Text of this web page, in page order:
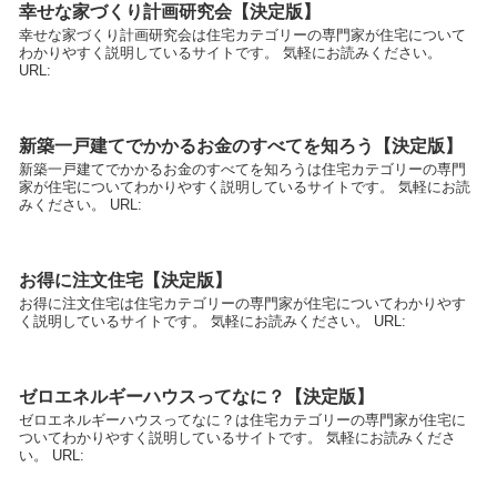
幸せな家づくり計画研究会【決定版】
幸せな家づくり計画研究会は住宅カテゴリーの専門家が住宅について
わかりやすく説明しているサイトです。 気軽にお読みください。
URL:
新築一戸建てでかかるお金のすべてを知ろう【決定版】
新築一戸建てでかかるお金のすべてを知ろうは住宅カテゴリーの専門
家が住宅についてわかりやすく説明しているサイトです。 気軽にお読
みください。 URL:
お得に注文住宅【決定版】
お得に注文住宅は住宅カテゴリーの専門家が住宅についてわかりやす
く説明しているサイトです。 気軽にお読みください。 URL:
ゼロエネルギーハウスってなに？【決定版】
ゼロエネルギーハウスってなに？は住宅カテゴリーの専門家が住宅に
ついてわかりやすく説明しているサイトです。 気軽にお読みくださ
い。 URL: